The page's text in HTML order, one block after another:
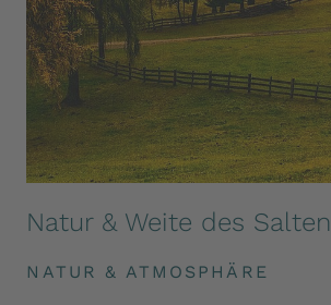
Natur & Weite des Salten
NATUR & ATMOSPHÄRE